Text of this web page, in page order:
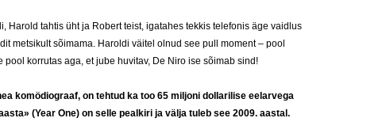
Harold tahtis üht ja Robert teist, igatahes tekkis telefonis äge vaidlus
metsikult sõimama. Haroldi väitel olnud see pull moment – pool
pool korrutas aga, et jube huvitav, De Niro ise sõimab sind!
komödiograaf, on tehtud ka too 65 miljoni dollarilise eelarvega
(Year One) on selle pealkiri ja välja tuleb see 2009. aastal.